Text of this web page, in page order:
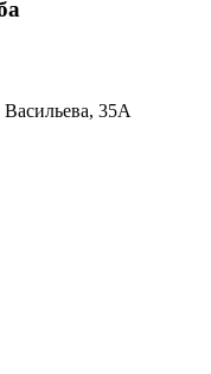
Васильева, 35А